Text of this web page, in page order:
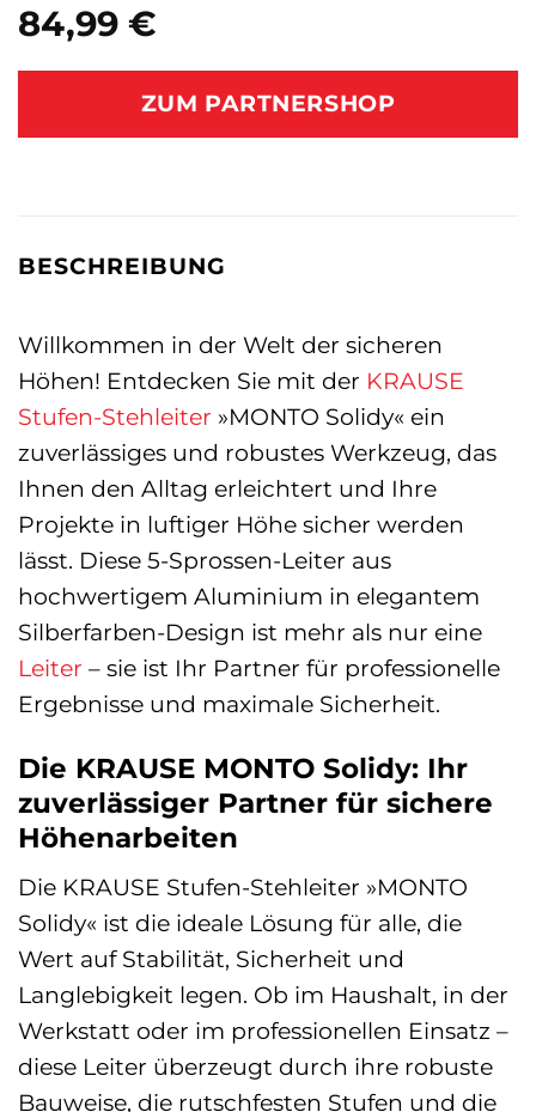
84,99 €
ZUM PARTNERSHOP
BESCHREIBUNG
Willkommen in der Welt der sicheren
Höhen! Entdecken Sie mit der KRAUSE
Stufen-Stehleiter »MONTO Solidy« ein
zuverlässiges und robustes Werkzeug, das
Ihnen den Alltag erleichtert und Ihre
Projekte in luftiger Höhe sicher werden
lässt. Diese 5-Sprossen-Leiter aus
hochwertigem Aluminium in elegantem
Silberfarben-Design ist mehr als nur eine
Leiter – sie ist Ihr Partner für professionelle
Ergebnisse und maximale Sicherheit.
Die KRAUSE MONTO Solidy: Ihr
zuverlässiger Partner für sichere
Höhenarbeiten
Die KRAUSE Stufen-Stehleiter »MONTO
Solidy« ist die ideale Lösung für alle, die
Wert auf Stabilität, Sicherheit und
Langlebigkeit legen. Ob im Haushalt, in der
Werkstatt oder im professionellen Einsatz –
diese Leiter überzeugt durch ihre robuste
Bauweise, die rutschfesten Stufen und die